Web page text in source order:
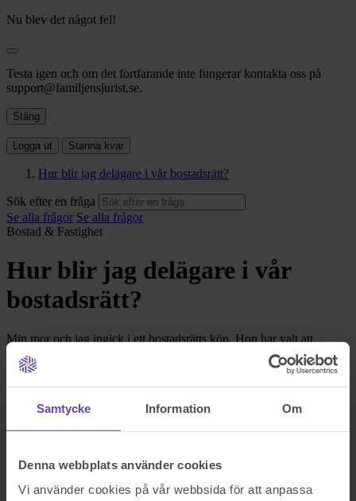
Samtycke Information Om
Denna webbplats använder cookies
Vi använder cookies på vår webbsida för att anpassa
Nu blev det något fel!
Testa igen och om det fortfarande inte fungerar kontakta oss på
support@familjensjurist.se.
Stäng
Logga ut Stanna kvar
Hur blir jag delägare i vår bostadsrätt?
Sök efter en fråga
Se alla frågor Se alla frågor
Bostad & Fastighet
Hur blir jag delägare i vår
bostadsrätt?
Min mor och jag ingick i ett bostadsrätts köp. Hon har valt att
registrera sig själv som ensam ägare men jag vill nu pga vissa
omständigheter ändra på det och få henne att registrera 1/3 av
tillväga då, hon är villig att registrera det?
Köp Gåvobrev online